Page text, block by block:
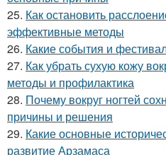
25. Как остановить
эффективные методы
26. Какие события и
27. Как убрать сухую кожу
методы и профилактика
28. Почему вокруг ногтей
причины и решения
29. Какие основные
развитие Арзамаса